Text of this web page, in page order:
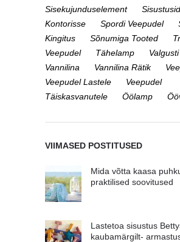
Sisekujunduselement
Kontorisse
Spordi Veepudel
Kingitus
Sõnumiga Tooted
Veepudel
Tähelamp
Valgusti
Vannilina
Vannilina Rätik
Veepudel Lastele
Veepudel
Täiskasvanutele
Öölamp
VIIMASED POSTITUSED
Mida võtta kaasa
praktilised soovitused
Lastetoa sisustus
kaubamärgilt-